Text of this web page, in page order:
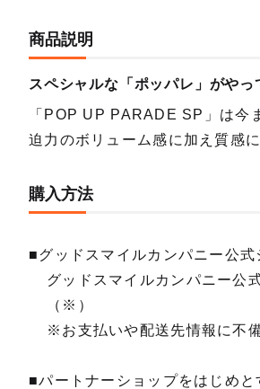
商品説明
スペシャルな「ポッパレ」がやっ
「POP UP PARADE SP」は今
迫力のボリューム感に加え質感
購入方法
■グッドスマイルカンパニー公式
グッドスマイルカンパニー公
（※）
※お支払いや配送先情報に不
■パートナーショップをはじめ